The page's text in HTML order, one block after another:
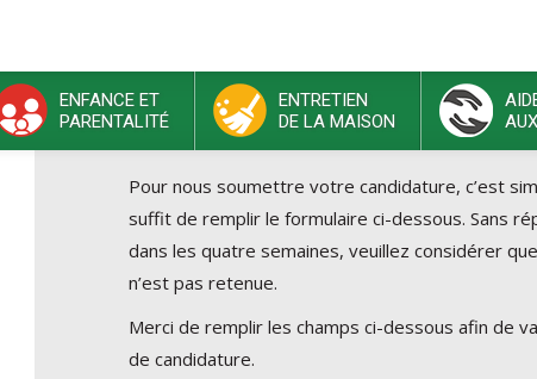
ENFANCE ET
PARENTALITÉ
ENTRETIEN
DE LA MAISON
Pour nous soumettre votre candidature, c’est
suffit de remplir le formulaire ci-dessous. Sans
dans les quatre semaines, veuillez considérer
n’est pas retenue.
Merci de remplir les champs ci-dessous afin de
de candidature.